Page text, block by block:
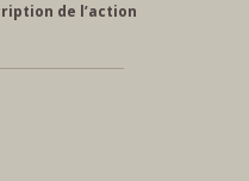
de l’action